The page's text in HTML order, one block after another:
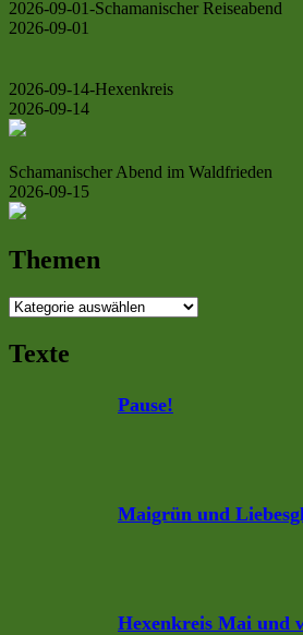
2026-09-01-Schamanischer Reiseabend
2026-09-01
2026-09-14-Hexenkreis
2026-09-14
Schamanischer Abend im Waldfrieden
2026-09-15
Themen
Themen
Texte
Pause!
Maigrün und
Hexenkreis Mai und